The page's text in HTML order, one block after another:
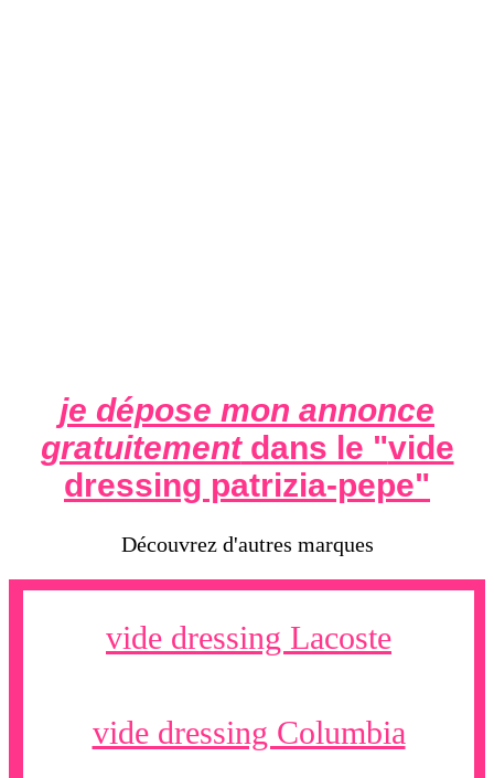
je dépose mon annonce
gratuitementdans le "vide
dressing patrizia-pepe"
Découvrez d'autres marques
vide dressing Lacoste
vide dressing Columbia